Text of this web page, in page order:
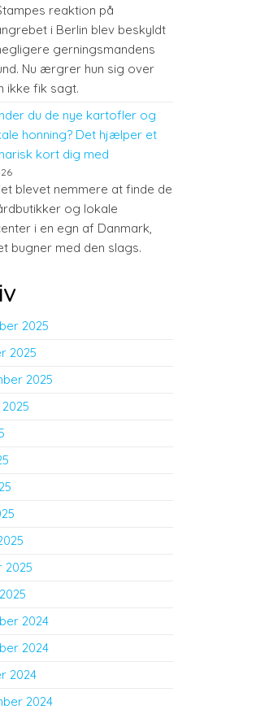
reaktion på
i Berlin blev beskyldt
gerningsmandens
Nu ærgrer hun sig over
ikke fik sagt.
du de nye kartofler og
honning? Det hjælper et
kort dig med
blevet nemmere at finde de
og lokale
i en egn af Danmark,
bugner med den slags.
2025
2025
2025
2025
2024
2024
2024
2024